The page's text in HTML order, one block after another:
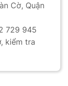
Cờ, Quận
729 945
kiểm tra